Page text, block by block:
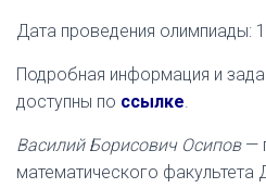
Дата проведения олимпиады:
Подробная информация и
доступны по ссылке.
Василий Борисович Осипов—
математического факультета